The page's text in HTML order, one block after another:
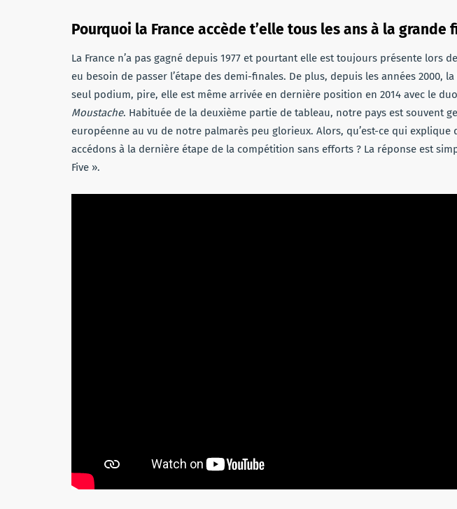
Pourquoi la France accède t’elle tous les ans à la grande
La France n’a pas gagné depuis 1977 et pourtant elle est toujours présente lors
eu besoin de passer l’étape des demi-finales. De plus, depuis les années 2000, la
seul podium, pire, elle est même arrivée en dernière position en 2014 avec le
Moustache. Habituée de la deuxième partie de tableau, notre pays est souvent
européenne au vu de notre palmarès peu glorieux. Alors, qu’est-ce qui explique
accédons à la dernière étape de la compétition sans efforts ? La réponse est
Five ».